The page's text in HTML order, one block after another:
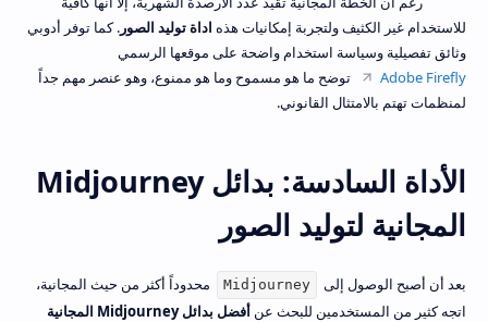
للاستخدام غير الكثيف ولتجربة إمكانيات هذه اداة توليد الصور . كما توفر أدوبي
وثائق تفصيلية وسياسة استخدام واضحة على موقعها الرسمي
Adobe Firefly
توضح ما هو مسموح وما هو ممنوع، وهو عنصر مهم جداً
لمنظمات تهتم بالامتثال القانوني.
الأداة السادسة: بدائل Midjourney
المجانية لتوليد الصور
بعد أن أصبح الوصول إلى Midjourney
محدوداً أكثر من حيث المجانية،
اتجه كثير من المستخدمين للبحث عن
أفضل بدائل Midjourney المجانية